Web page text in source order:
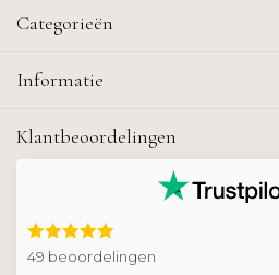
Categorieën
Informatie
Klantbeoordelingen
49 beoordelingen